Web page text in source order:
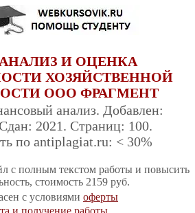
АНАЛИЗ И ОЦЕНКА
ХОЗЯЙСТВЕННОЙ
ООО ФРАГМЕНТ
анализ. Добавлен:
2021. Страниц: 100.
по antiplagiat.ru: < 30%
с полным текстом работы и повысить
стоимость 2159 руб.
с условиями оферты
и получение работы